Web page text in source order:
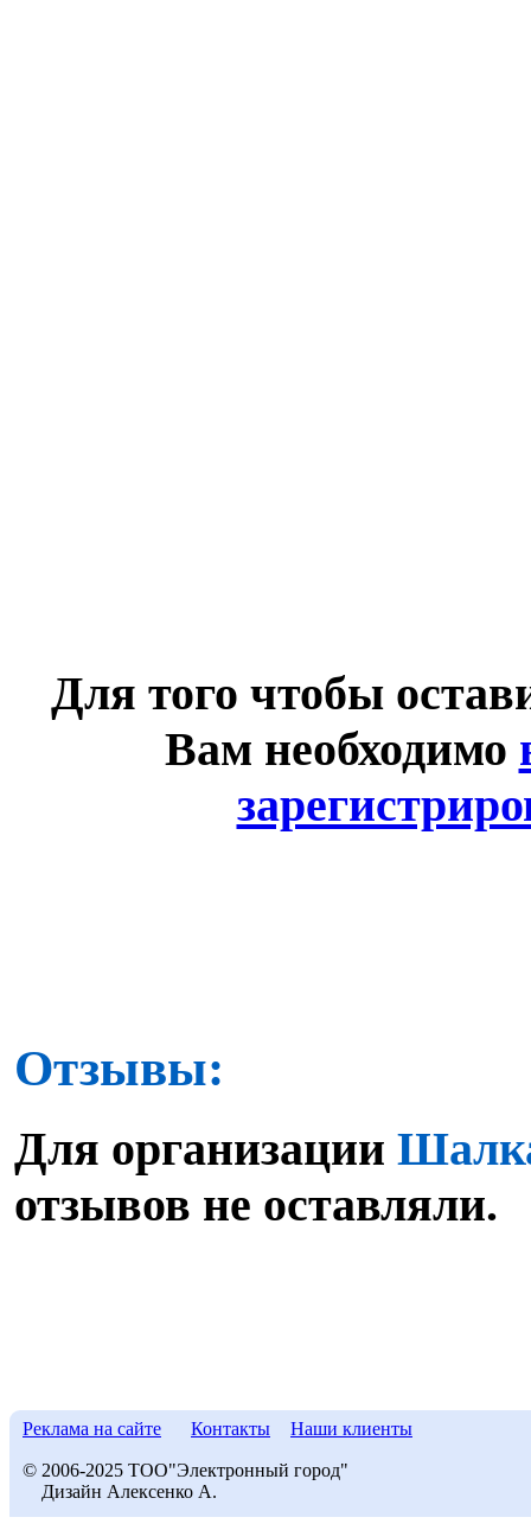
Для того чтобы
Вам необходимо
Отзывы:
Для организации
отзывов не оставляли.
Реклама на сайте Контакты Наши клиенты
© 2006-2025 ТОО"Электронный город"
Дизайн Алексенко А.